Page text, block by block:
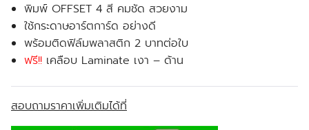
พิมพ์ OFFSET 4 สี คมชัด สวยงาม
ใช้กระดาษอาร์ตการ์ด อย่างดี
พร้อมติดฟิล์มพลาสติก2 บาทต่อใบ
ฟรี!! เคลือบ Laminate เงา – ด้าน
สอบถามราคาเพิ่มเติมได้ที่